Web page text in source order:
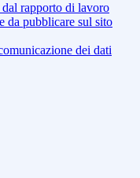
rapporto di lavoro
da pubblicare sul sito
dei dati